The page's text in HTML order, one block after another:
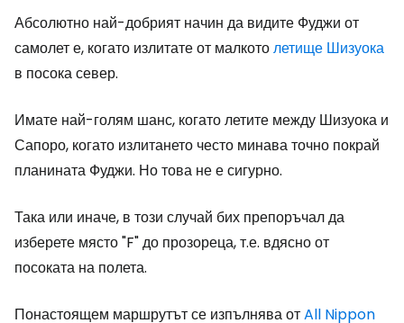
Абсолютно най-добрият начин да видите Фуджи от
самолет е, когато излитате от малкотолетище Шизуока
в посока север.
Имате най-голям шанс, когато летите между Шизуока и
Сапоро, когато излитането често минава точно покрай
планината Фуджи. Но това не е сигурно.
Така или иначе, в този случай бих препоръчал да
изберете място "F" до прозореца, т.е. вдясно от
посоката на полета.
Понастоящем маршрутът се изпълнява отAll Nippon